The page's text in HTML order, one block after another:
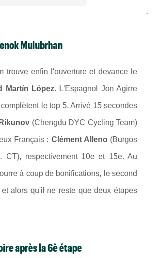
Mulubrhan
trouve enfin l'ouverture et devance le
Martín López. L'Espagnol Jon Agirre
le top 5. Arrivé 15 secondes
(Chengdu DYC Cycling Team)
Français : Clément Alleno (Burgos
CT), respectivement 10e et 15e. Au
à coup de bonifications, le second
alors qu'il ne reste que deux étapes
après la 6è étape
-